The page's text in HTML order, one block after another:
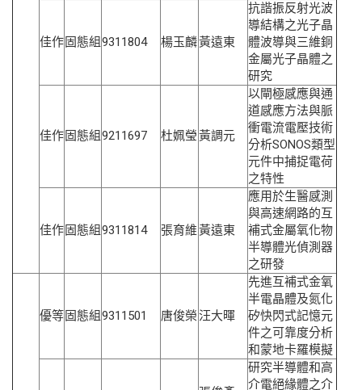
佳作 固態組9311804 楊玉麟黃遠東
抗諧振反射光波
導結構之光子晶
體波導與三維銅
金屬光子晶體之
研究
佳作 固態組9211697 杜姵瑩黃調元
以閘極感應與通
道感應方法與脈
衝電流電壓技術
分析SONOS類型
元件中捕捉電荷
之特性
佳作 固態組9311814 張育維黃遠東
應用於生醫感測
與高速網路的互
補式金屬氧化物
半導體光偵測器
之研發
優等 固態組9311501 唐俊榮汪大暉
先進互補式金氧
半電晶體及氮化
矽快閃式記憶元
件之可靠度分析
和蒙地卡羅模擬
研究半導體和高
介電絕緣體之介